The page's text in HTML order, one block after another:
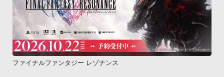
ファイナルファンタジー レゾナンス